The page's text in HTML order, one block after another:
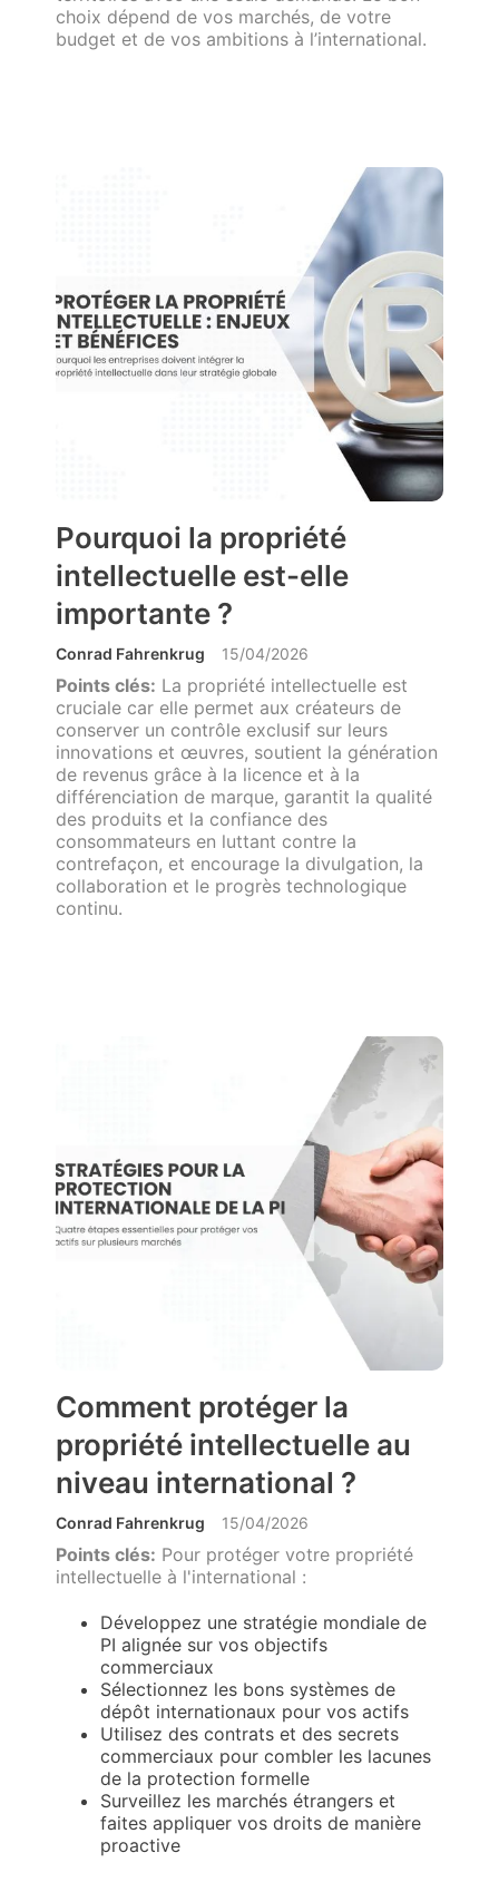
choix dépend de vos marchés, de votre
budget et de vos ambitions à l’international.
Pourquoi la propriété
intellectuelle est-elle
importante ?
Conrad Fahrenkrug 15/04/2026
Points clés: La propriété intellectuelle est
cruciale car elle permet aux créateurs de
conserver un contrôle exclusif sur leurs
innovations et œuvres, soutient la génération
de revenus grâce à la licence et à la
différenciation de marque, garantit la qualité
des produits et la confiance des
consommateurs en luttant contre la
contrefaçon, et encourage la divulgation, la
collaboration et le progrès technologique
continu.
Comment protéger la
propriété intellectuelle au
niveau international ?
Conrad Fahrenkrug 15/04/2026
Points clés: Pour protéger votre propriété
intellectuelle à l'international :
Développez une stratégie mondiale de
PI alignée sur vos objectifs
commerciaux
Sélectionnez les bons systèmes de
dépôt internationaux pour vos actifs
Utilisez des contrats et des secrets
commerciaux pour combler les lacunes
de la protection formelle
Surveillez les marchés étrangers et
faites appliquer vos droits de manière
proactive